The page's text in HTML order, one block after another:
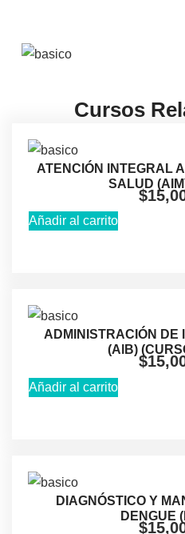
Cursos
ATENCIÓN INTEGRAL
SALUD
$
Añadir al carrito
ADMINISTRACIÓN DE
(AlB)
$
Añadir al carrito
DIAGNÓSTICO Y
DENGUE
$